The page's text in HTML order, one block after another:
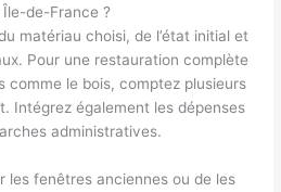
Île-de-France ?
matériau choisi, de l’état initial et
Pour une restauration complète
comme le bois, comptez plusieurs
Intégrez également les dépenses
administratives.
les fenêtres anciennes ou de les